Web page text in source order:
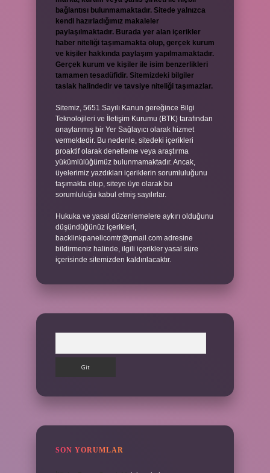
bağlantısı bulunmamaktadır. Sitede yalnızca
kendi hazırladığımız makaleler
paylaşılmaktadır. Burada yer alan içerikler
haber niteliği taşımamakta olup, gerçek kurum
ve kişiler hakkında paylaşım yapılmamaktadır.
Gerçek kurum ve kişiler ile isim benzerlikleri
tamamen tesadüfidir. Sitemizdeki bilgiler
taslak halindedir ve tavsiye niteliği taşımazlar.
Sitemiz, 5651 Sayılı Kanun gereğince Bilgi
Teknolojileri ve İletişim Kurumu (BTK) tarafından
onaylanmış bir Yer Sağlayıcı olarak hizmet
vermektedir. Bu nedenle, sitedeki içerikleri
proaktif olarak denetleme veya araştırma
yükümlülüğümüz bulunmamaktadır. Ancak,
üyelerimiz yazdıkları içeriklerin sorumluluğunu
taşımakta olup, siteye üye olarak bu
sorumluluğu kabul etmiş sayılırlar.
Hukuka ve yasal düzenlemelere aykırı olduğunu
düşündüğünüz içerikleri,
backlinkpanelicomtr@gmail.com adresine
bildirmeniz halinde, ilgili içerikler yasal süre
içerisinde sitemizden kaldırılacaktır.
SON YORUMLAR